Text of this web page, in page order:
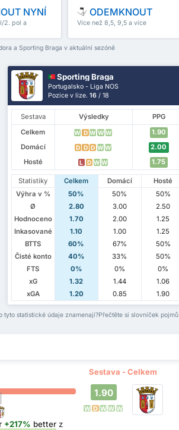
NYNÍ
2. pol a
ODEMKNOUT
Více než 8,5, 9,5 a více
a Sporting Braga v aktuální sezóně
Sporting Braga
Portugalsko - Liga NOS
Pozice v lize.16 / 18
Sestava Výsledky
PPG
Celkem
W D W W W
1.90
Domácí
D D D W W
2.00
Hosté
L D W W 1.75
Statistiky Celkem Domácí
Hosté
Výhra v %
50% 50%
50%
Ø
2.80 3.00
2.50
Hodnoceno
1.70 2.00
1.25
Inkasované
1.10 1.00
1.25
BTTS
60% 67%
50%
Čisté konto
40% 33%
50%
FTS
0% 0%
0%
xG
1.32 1.44
1.06
xGA
1.20 0.85 1.90
tyto statistické údaje znamenají?Přečtěte si slovníček pojmů
Sestava - Celkem
+217% betterz
1.90
W D W W W